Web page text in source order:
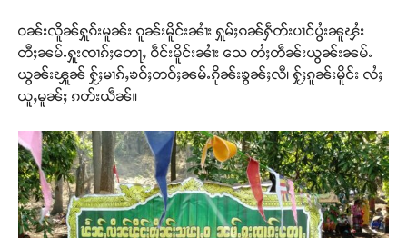
ဝၼ်းလိူၼ်ႁူၵ်းမူၼ်း ၵူၼ်းမိူင်းၼၢႆး ႁူမ်ႈၵၼ်ႁဵတ်းပၢင်ပွႆးၼူၾႆး
တီႈၼမ်ႉႁူးၸၢၵ်ႈတေႃႇ ဝဵင်းမိူင်းၼၢႆး သေ တႆႈတဵၼ်းယွၼ်းၼမ်ႉ
ယွၼ်းၾူၼ် ႁႂ်ႈမၢၵ်ႇၶဝ်ႈတဝ်ႈၼမ်ႉၵိုၼ်းၶွၼ်ႈလီ၊ ႁႂ်ႈၵူၼ်းမိူင်း လႆႈ
ယူႇမူၼ်ႈ ၵတ်းယဵၼ်။